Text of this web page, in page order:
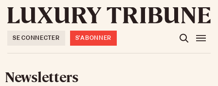
SE CONNECTER S'ABONNER
Newsletters